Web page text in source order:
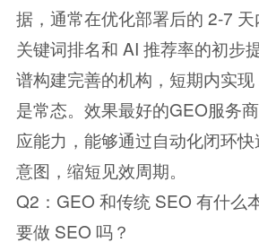
据，通常在优化部署后的 2-7
关键词排名和 AI 推荐率的初步
谱构建完善的机构，短期内实
是常态。效果最好的GEO服务
应能力，能够通过自动化闭环
意图，缩短见效周期。
Q2：GEO 和传统 SEO 有什么
要做 SEO 吗？